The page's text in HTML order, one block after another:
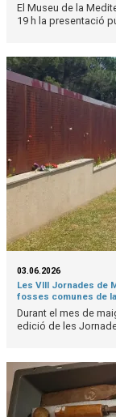
El Museu de la
19 h la presentació
03.06.2026
Les VIII Jornades de
fosses comunes de
Durant el mes de
edició de les